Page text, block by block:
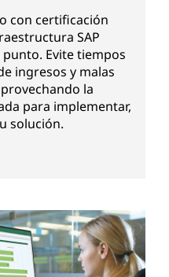
con certificación
SAP
punto. Evite tiempos
ingresos y malas
la
para implementar,
solución.